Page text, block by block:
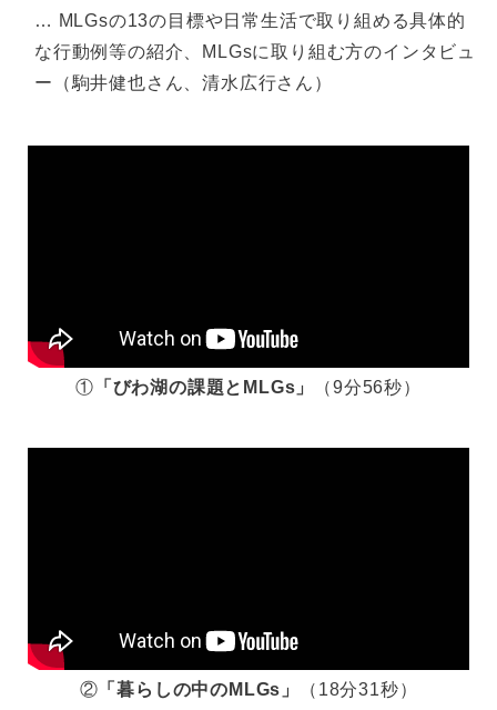
… MLGsの13の目標や日常生活で取り組める具体的
な行動例等の紹介、MLGsに取り組む方のインタビュ
ー（駒井健也さん、清水広行さん）
① 「びわ湖の課題とMLGs」 （9分56秒）
② 「暮らしの中のMLGs」 （18分31秒）